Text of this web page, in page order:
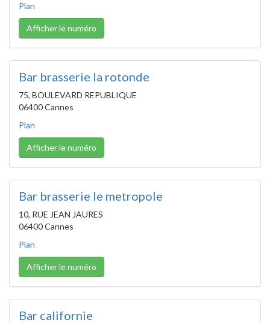
Plan
Afficher le numéro
Bar brasserie la rotonde
75, BOULEVARD REPUBLIQUE
06400 Cannes
Plan
Afficher le numéro
Bar brasserie le metropole
10, RUE JEAN JAURES
06400 Cannes
Plan
Afficher le numéro
Bar californie